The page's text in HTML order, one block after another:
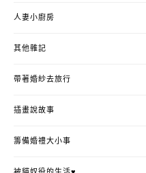
人妻小廚房
其他雜記
帶著婚紗去旅行
插畫說故事
籌備婚禮大小事